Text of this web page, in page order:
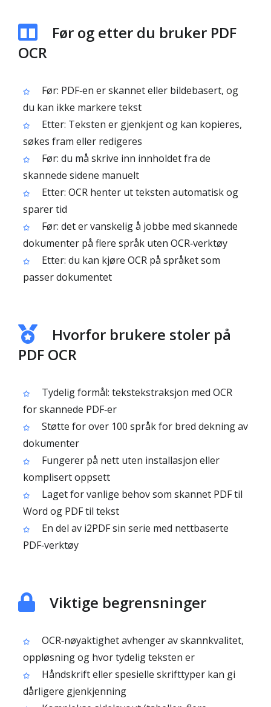
Før og etter du bruker PDF
OCR
Før: PDF‑en er skannet eller bildebasert, og
du kan ikke markere tekst
Etter: Teksten er gjenkjent og kan kopieres,
søkes fram eller redigeres
Før: du må skrive inn innholdet fra de
skannede sidene manuelt
Etter: OCR henter ut teksten automatisk og
sparer tid
Før: det er vanskelig å jobbe med skannede
dokumenter på flere språk uten OCR‑verktøy
Etter: du kan kjøre OCR på språket som
passer dokumentet
Hvorfor brukere stoler på
PDF OCR
Tydelig formål: tekstekstraksjon med OCR
for skannede PDF‑er
Støtte for over 100 språk for bred dekning av
dokumenter
Fungerer på nett uten installasjon eller
komplisert oppsett
Laget for vanlige behov som skannet PDF til
Word og PDF til tekst
En del av i2PDF sin serie med nettbaserte
PDF‑verktøy
Viktige begrensninger
OCR‑nøyaktighet avhenger av skannkvalitet,
oppløsning og hvor tydelig teksten er
Håndskrift eller spesielle skrifttyper kan gi
dårligere gjenkjenning